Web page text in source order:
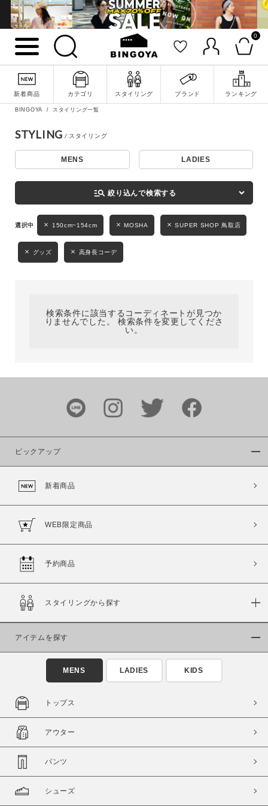
0
新着商品 カテゴリ スタイリング ブランド ランキング
詳細検索
キーワード
性別
MENS LADIES KIDS
ブランド
カラー
商品タイプ
通常商品
セール価格 WEB限定
在庫
在庫あり
BINGOYA スタイリング一覧
STYLING
MENS LADIES
manage_search 絞り込んで検索する
150cm~154cm MOSHA SUPER SHOP 鳥取店
グッズ 高身長コーデ
検索条件に該当するコーディネートが見つか
りませんでした。 検索条件を変更してくださ
い。
ピックアップ
新着商品
WEB限定商品
予約商品
スタイリングから探す
アイテムを探す
MENS LADIES KIDS
トップス
アウター
パンツ
シューズ